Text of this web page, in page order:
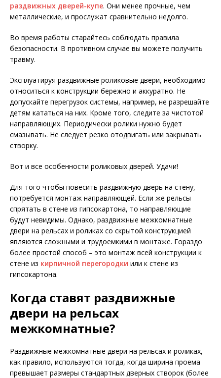
раздвижных дверей-купе. Они менее прочные, чем
металлические, и прослужат сравнительно недолго.
Во время работы старайтесь соблюдать правила
безопасности. В противном случае вы можете получить
травму.
Эксплуатируя раздвижные роликовые двери, необходимо
относиться к конструкции бережно и аккуратно. Не
допускайте перегрузок системы, например, не разрешайте
детям кататься на них. Кроме того, следите за чистотой
направляющих. Периодически ролики нужно будет
смазывать. Не следует резко отодвигать или закрывать
створку.
Вот и все особенности роликовых дверей. Удачи!
Для того чтобы повесить раздвижную дверь на стену,
потребуется монтаж направляющей. Если же рельсы
спрятать в стене из гипсокартона, то направляющие
будут невидимы. Однако, раздвижные межкомнатные
двери на рельсах и роликах со скрытой конструкцией
являются сложными и трудоемкими в монтаже. Гораздо
более простой способ – это монтаж всей конструкции к
стене из кирпичной перегородки или к стене из
гипсокартона.
Когда ставят раздвижные
двери на рельсах
межкомнатные?
Раздвижные межкомнатные двери на рельсах и роликах,
как правило, используются тогда, когда ширина проема
превышает размеры стандартных дверных створок (более